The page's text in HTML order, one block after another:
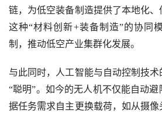
链，为低空装备制造提供了本地化、
这种“材料创新+装备制造”的协同
制，推动低空产业集群化发展。
与此同时，人工智能与自动控制技
“聪明”。如今的无人机不仅能自动
据任务需求自主更换载荷，如从摄